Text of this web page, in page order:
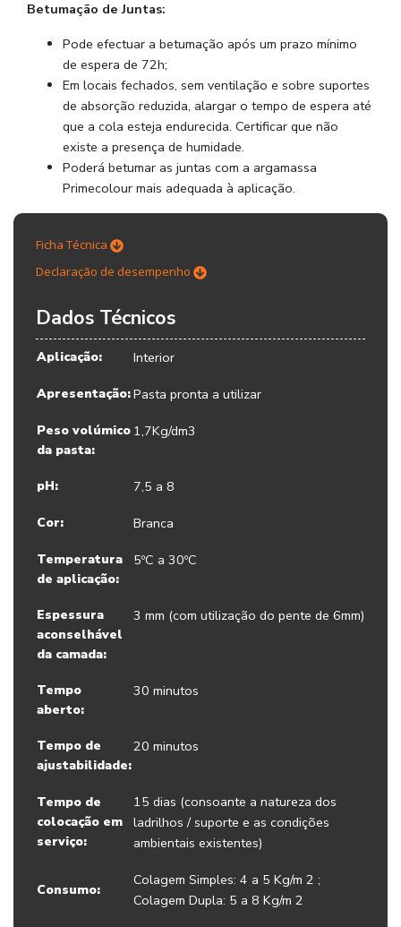
Betumação de Juntas:
Pode efectuar a betumação após um prazo mínimo
de espera de 72h;
Em locais fechados, sem ventilação e sobre suportes
de absorção reduzida, alargar o tempo de espera até
que a cola esteja endurecida. Certificar que não
existe a presença de humidade.
Poderá betumar as juntas com a argamassa
Primecolour mais adequada à aplicação.
Ficha Técnica
Declaração de desempenho
Dados Técnicos
Aplicação: Interior
Apresentação:Pasta pronta a utilizar
Peso volúmico
da pasta:
1,7Kg/dm3
pH: 7,5 a 8
Cor: Branca
Temperatura
de aplicação:
5ºC a 30ºC
Espessura
aconselhável
da camada:
3 mm (com utilização do pente de 6mm)
Tempo
aberto:
30 minutos
Tempo de
ajustabilidade:
20 minutos
Tempo de
colocação em
serviço:
15 dias (consoante a natureza dos
ladrilhos / suporte e as condições
ambientais existentes)
Consumo:
Colagem Simples: 4 a 5 Kg/m 2 ;
Colagem Dupla: 5 a 8 Kg/m 2